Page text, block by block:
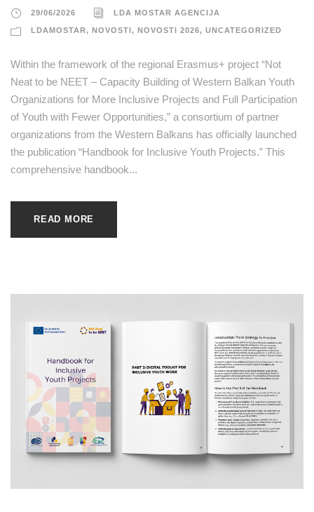
29/06/2026 LDA MOSTAR AGENCIJA
LDAMOSTAR, NOVOSTI, NOVOSTI 2026, UNCATEGORIZED
Within the framework of the regional Erasmus+ project “Not
Neat to be NEET – Capacity Building of Western Balkan Youth
Organizations for More Inclusive Projects and Full Participation
of Youth with Fewer Opportunities,” a consortium of partner
organizations from the Western Balkans has officially launched
the publication “Handbook for Inclusive Youth Projects.” This
comprehensive handbook...
READ MORE